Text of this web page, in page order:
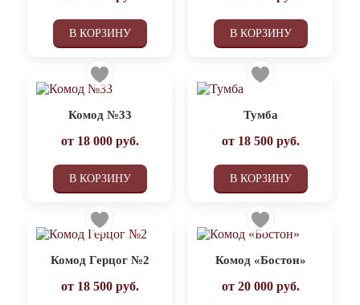
В КОРЗИНУ В КОРЗИНУ
Комод №33
от 18 000руб.
В КОРЗИНУ
Тумба
от 18 500руб.
В КОРЗИНУ
Комод Герцог №2
от 18 500руб.
Комод «Бостон»
от 20 000руб.